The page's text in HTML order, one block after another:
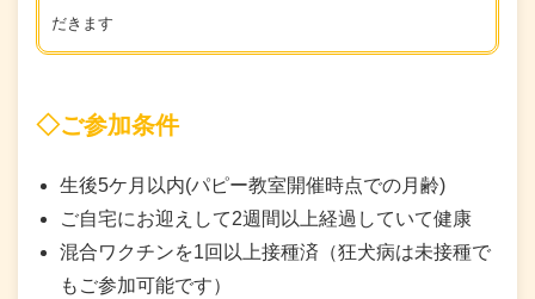
だきます
◇ご参加条件
生後5ケ月以内(パピー教室開催時点での月齢)
ご自宅にお迎えして2週間以上経過していて健康
混合ワクチンを1回以上接種済（狂犬病は未接種で
もご参加可能です）